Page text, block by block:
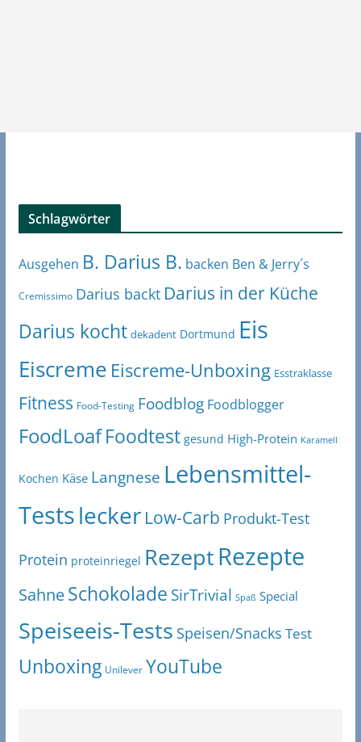
Schlagwörter
Ausgehen B. Darius B. backen Ben & Jerry´s
Cremissimo Darius backt Darius in der Küche
Darius kocht dekadent Dortmund Eis
Eiscreme Eiscreme-Unboxing Esstraklasse
Fitness Food-Testing Foodblog Foodblogger
FoodLoaf Foodtest gesund High-Protein Karamell
Kochen Käse Langnese Lebensmittel-
Testslecker Low-Carb Produkt-Test
Protein proteinriegel RezeptRezepte
SahneSchokolade SirTrivial Spaß Special
Speiseeis-Tests Speisen/Snacks Test
Unboxing Unilever YouTube